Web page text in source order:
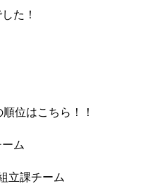
た！
位はこちら！！
ム
チーム